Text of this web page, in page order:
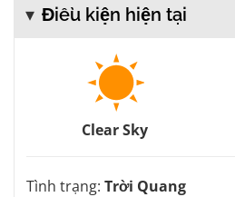
Điều kiện hiện tại
Clear Sky
Tình trạng: Trời Quang